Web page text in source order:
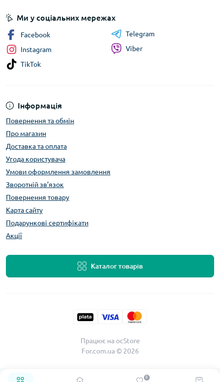
0
Інформація
Повернення та обмін
Про магазин
Доставка та оплата
Угода користувача
Умови оформлення замовлення
Зворотній зв’язок
Повернення товару
Карта сайту
Подарункові сертифікати
Акції
Каталог товарів
Ми у соціальних мережах
Facebook
Instagram
TikTok
Telegram
Viber
Працює наocStore
For.com.ua © 2026